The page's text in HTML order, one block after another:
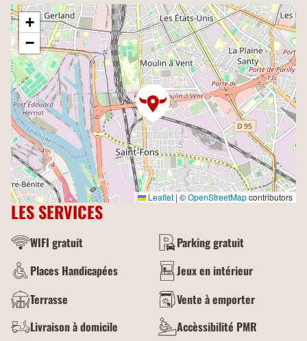
+
−
Leaflet | ©OpenStreetMapcontributors
LES SERVICES
WIFI gratuit
Parking gratuit
Places Handicapées
Jeux en intérieur
Terrasse
Vente à emporter
Livraison à domicile
Accèssibilité PMR